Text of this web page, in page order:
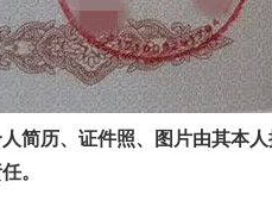
历、证件照、图片由其本人
。